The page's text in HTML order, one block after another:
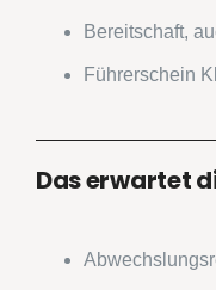
Bereitschaft,
Führerschein
Das erwartet